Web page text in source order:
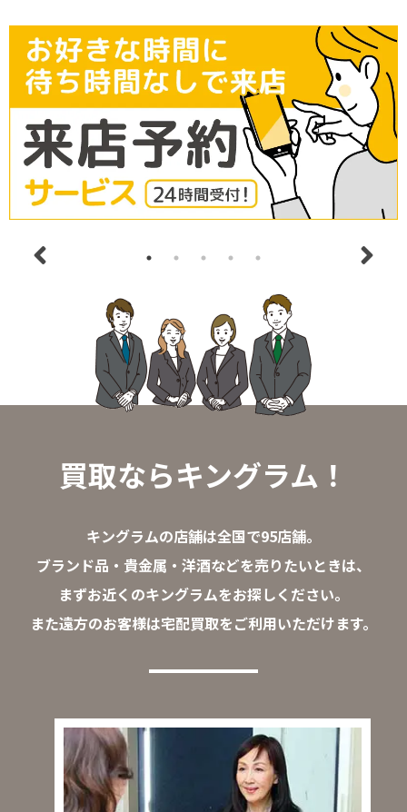
買取ならキングラム！
キングラムの店舗は全国で95店舗。
ブランド品・貴金属・洋酒などを売りたいときは、
まずお近くのキングラムをお探しください。
また遠方のお客様は宅配買取をご利用いただけます。